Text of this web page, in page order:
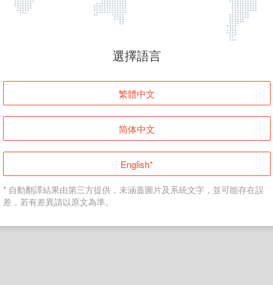
頁面無法顯示
登入
返回首頁
選擇語言
繁體中文
简体中文
English*
* 自動翻譯結果由第三方提供，未涵蓋圖片及系統文字，並可能存在誤
差，若有差異請以原文為準。